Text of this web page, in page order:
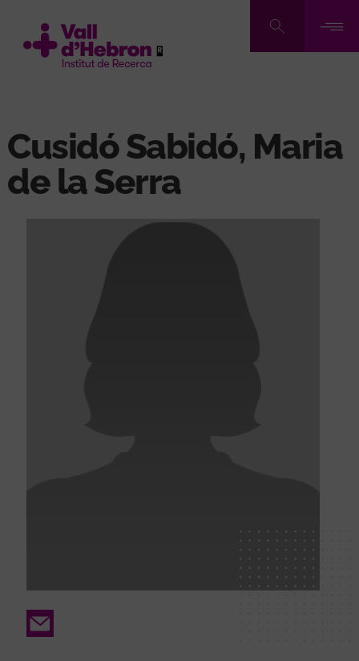
contenido
Cusidó Sabidó, Maria
de la Serra
Email